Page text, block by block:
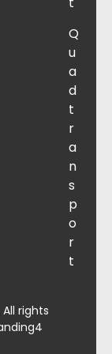
Q
u
a
d
t
r
a
n
s
p
o
r
t
rights